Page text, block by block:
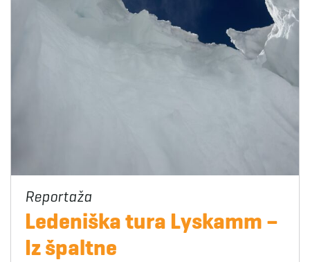
Ledeniška tura Lyskamm –
Iz špaltne